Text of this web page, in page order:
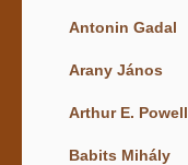
Antonin Gadal
Arany János
Arthur E. Powell
Babits Mihály